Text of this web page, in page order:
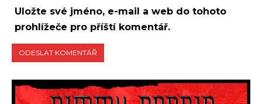
Uložte své jméno, e-mail a web do tohoto
prohlížeče pro příští komentář.